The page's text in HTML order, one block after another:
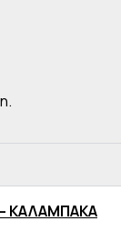
ΚΑΛΑΜΠΑΚΑ